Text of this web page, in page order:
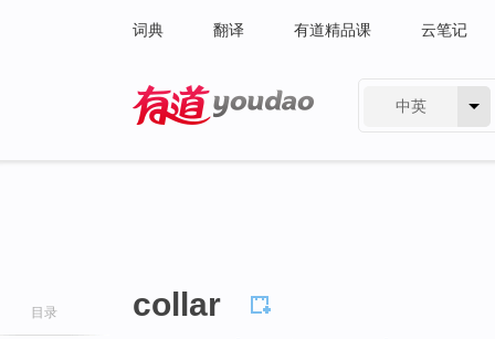
词典 翻译 有道精品课 云笔记
中英
目录 collar